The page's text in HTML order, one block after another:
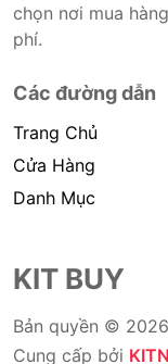
chọn nơi mua
phí.
Các đường dẫn
Trang Chủ
Cửa Hàng
Danh Mục
KIT BUY
Bản quyền © 2026
Cung cấp bởi